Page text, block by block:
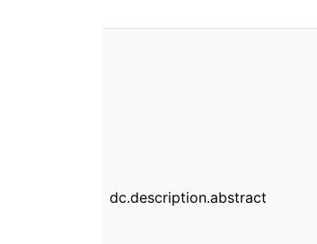
dc.description.abstract